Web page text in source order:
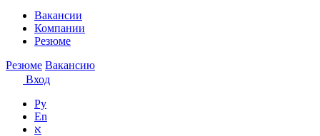
Вакансии
Компании
Резюме
Резюме Вакансию
Вход
Ру
En
א